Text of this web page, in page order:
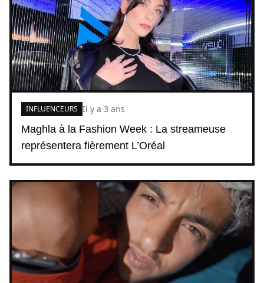
Maghla à la Fashion Week : La streameuse
représentera fièrement L’Oréal
INFLUENCEURS Il y a 3 ans